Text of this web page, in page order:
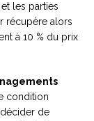
les parties
récupère alors
à 10 % du prix
condition
de